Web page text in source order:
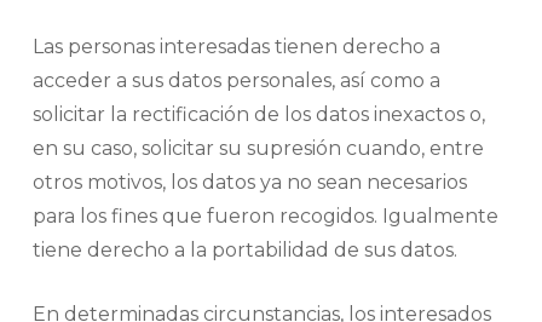
Las personas interesadas tienen derecho a
acceder a sus datos personales, así como a
solicitar la rectificación de los datos inexactos o,
en su caso, solicitar su supresión cuando, entre
otros motivos, los datos ya no sean necesarios
para los fines que fueron recogidos. Igualmente
tiene derecho a la portabilidad de sus datos.
En determinadas circunstancias, los interesados